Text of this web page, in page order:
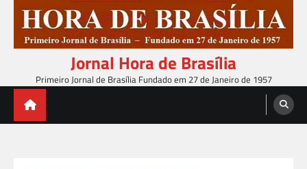
content
Jornal Hora de Brasília
Primeiro Jornal de Brasília Fundado em 27 de Janeiro de 1957